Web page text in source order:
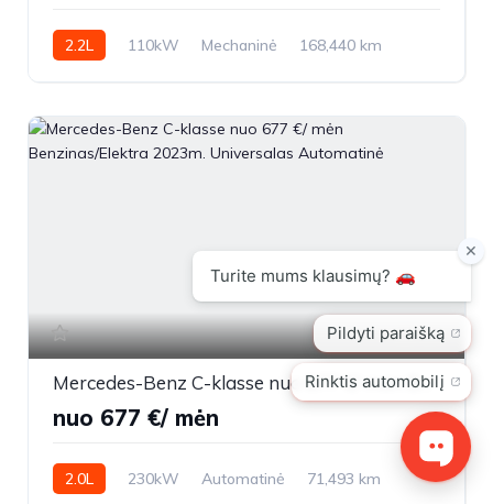
2.2L 110kW Mechaninė
168,440 km
22
Mercedes-Benz C-klasse nuo 677 €/ mėn Benzinas/Elektra 2023m. Universalas Automatinė
nuo 677 €/ mėn
2.0L 230kW Automatinė
71,493 km